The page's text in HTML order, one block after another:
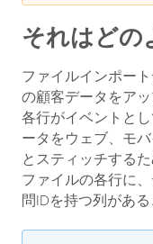
それはどの
ファイルインポー
の顧客データをア
各行がイベントと
ータをウェブ、モ
とスティッチする
ファイルの各行に
問IDを持つ列があ